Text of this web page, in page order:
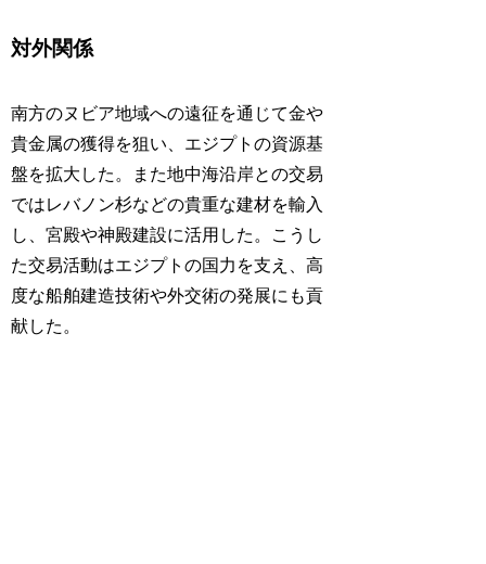
対外関係
南方のヌビア地域への遠征を通じて金や
貴金属の獲得を狙い、エジプトの資源基
盤を拡大した。また地中海沿岸との交易
ではレバノン杉などの貴重な建材を輸入
し、宮殿や神殿建設に活用した。こうし
た交易活動はエジプトの国力を支え、高
度な船舶建造技術や外交術の発展にも貢
献した。